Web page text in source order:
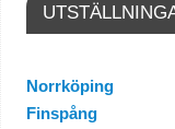
Norrköping
Finspång